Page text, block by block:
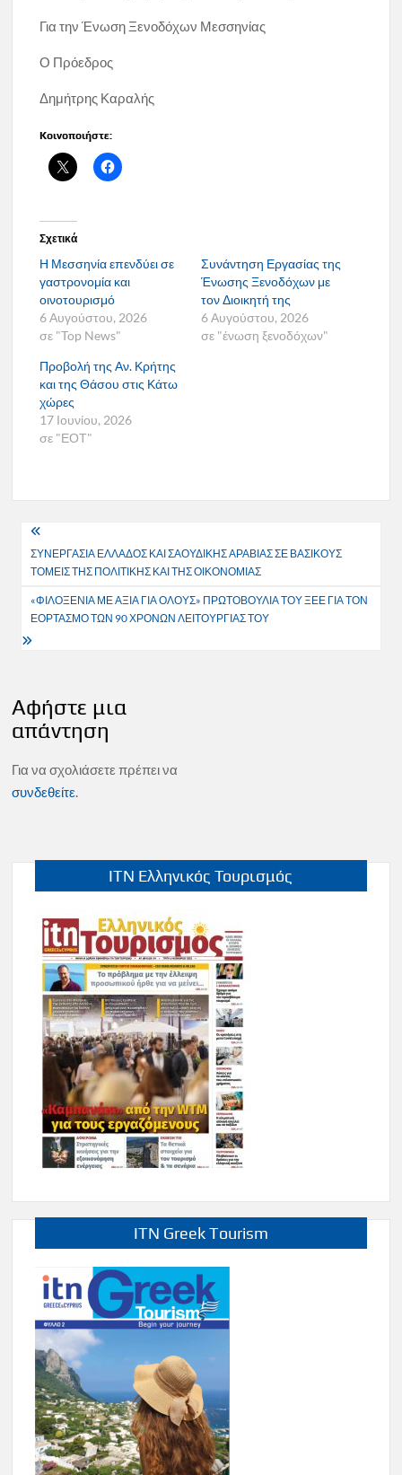
Για την Ένωση Ξενοδόχων Μεσσηνίας
Ο Πρόεδρος
Δημήτρης Καραλής
Κοινοποιήστε:
Σχετικά
Η Μεσσηνία επενδύει σε
γαστρονομία και
οινοτουρισμό
6 Αυγούστου, 2026
σε "Top News"
Συνάντηση Εργασίας της
Ένωσης Ξενοδόχων με
τον Διοικητή της
6 Αυγούστου, 2026
σε "ένωση ξενοδόχων"
Προβολή της Αν. Κρήτης
και της Θάσου στις Κάτω
χώρες
17 Ιουνίου, 2026
σε "ΕΟΤ"
Πλοήγηση
άρθρων
ΣΥΝΕΡΓΑΣΙΑ ΕΛΛΑΔΟΣ ΚΑΙ ΣΑΟΥΔΙΚΗΣ ΑΡΑΒΙΑΣ ΣΕ ΒΑΣΙΚΟΥΣ
ΤΟΜΕΙΣ ΤΗΣ ΠΟΛΙΤΙΚΗΣ ΚΑΙ ΤΗΣ ΟΙΚΟΝΟΜΙΑΣ
«ΦΙΛΟΞΕΝΙΑ ΜΕ ΑΞΙΑ ΓΙΑ ΟΛΟΥΣ» ΠΡΩΤΟΒΟΥΛΙΑ ΤΟΥ ΞΕΕ ΓΙΑ ΤΟΝ
ΕΟΡΤΑΣΜΟ ΤΩΝ 90 ΧΡΟΝΩΝ ΛΕΙΤΟΥΡΓΙΑΣ ΤΟΥ
Αφήστε μια
απάντηση
Για να σχολιάσετε πρέπει να
συνδεθείτε.
ITN Ελληνικός Τουρισμός
ITN Greek Tourism